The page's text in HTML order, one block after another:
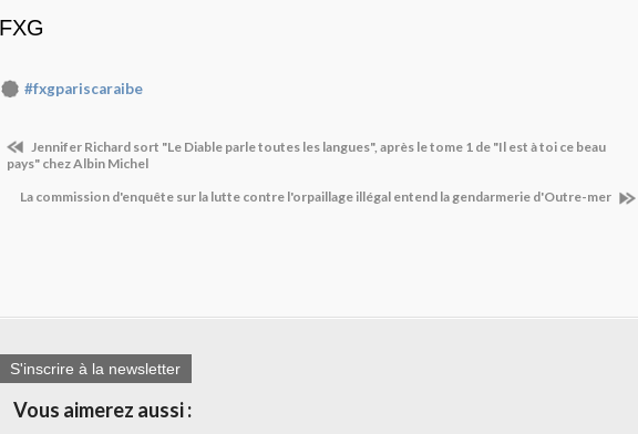
FXG
#fxgpariscaraibe
Jennifer Richard sort "Le Diable parle toutes les langues", après le tome 1 de "Il est à toi ce beau
pays" chez Albin Michel
La commission d'enquête sur la lutte contre l'orpaillage illégal entend la gendarmerie d'Outre-mer
S'inscrire à la newsletter
Vous aimerez aussi :